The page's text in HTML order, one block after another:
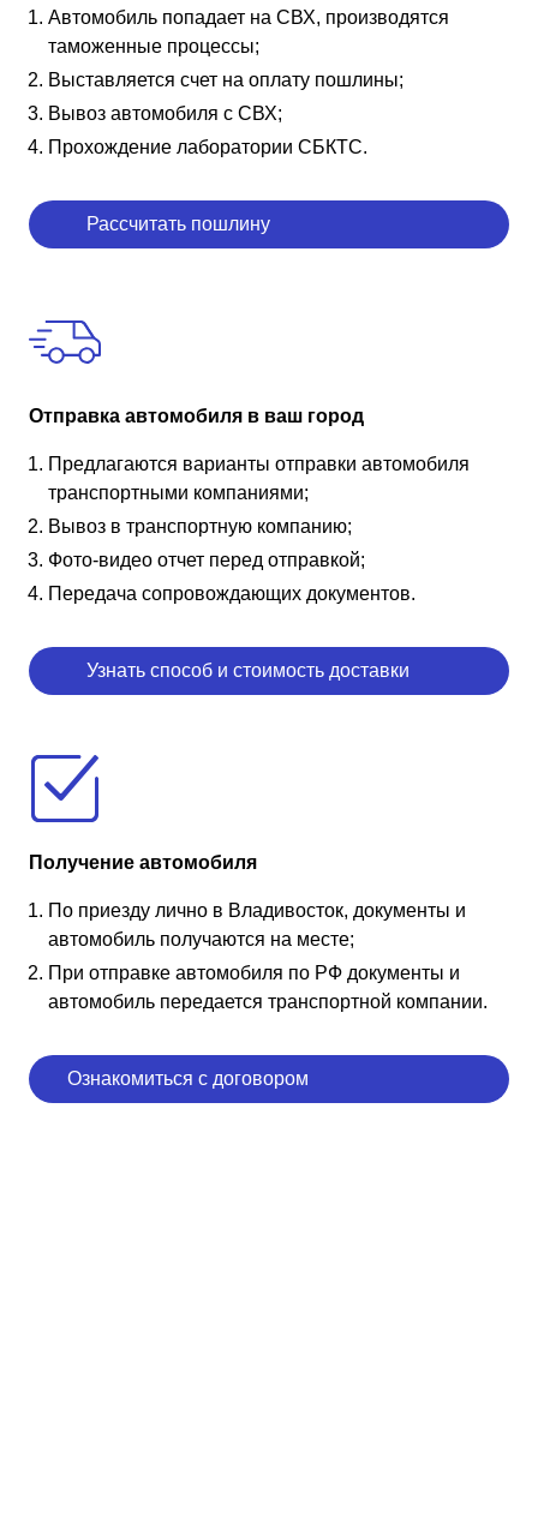
Автомобиль попадает на СВХ, производятся
таможенные процессы;
Выставляется счет на оплату пошлины;
Вывоз автомобиля с СВХ;
Прохождение лаборатории СБКТС.
Рассчитать пошлину
Отправка автомобиля в ваш город
Предлагаются варианты отправки автомобиля
транспортными компаниями;
Вывоз в транспортную компанию;
Фото-видео отчет перед отправкой;
Передача сопровождающих документов.
Узнать способ и стоимость доставки
Получение автомобиля
По приезду лично в Владивосток, документы и
автомобиль получаются на месте;
При отправке автомобиля по РФ документы и
автомобиль передается транспортной компании.
Ознакомиться с договором